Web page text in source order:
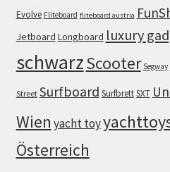
Evolve Fliteboard fliteboard austria
Jetboard Longboard luxury
schwarzScooter Segway
Street Surfboard SurfbrettSXT
Wien yacht toy
Österreich